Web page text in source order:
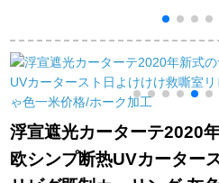
ズシリーズのホート
ラックのホートラッ
クトラックのコーナ
ーコーナーコーナー
コーナーコーナーの
ハーフカーターテー
ンの小さなカーンン
つづつにあわ
の柔らかな紗
ン】【カバケ
ス付き】【レ
【アフィィィ
制カーディ
ーディン】
MG-93
浮宣遮光カーターテ2020
欧シンプ断热UVカーター